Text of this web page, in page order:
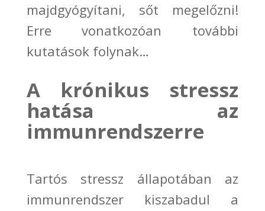
majdgyógyítani, sőt megelőzni!
Erre vonatkozóan további
kutatások folynak…
A krónikus stressz
hatása az
immunrendszerre
Tartós stressz állapotában az
immunrendszer kiszabadul a